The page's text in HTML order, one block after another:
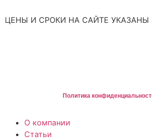
ЦЕНЫ И СРОКИ НА САЙТЕ УКАЗАНЫ
Политика
О компании
Статьи